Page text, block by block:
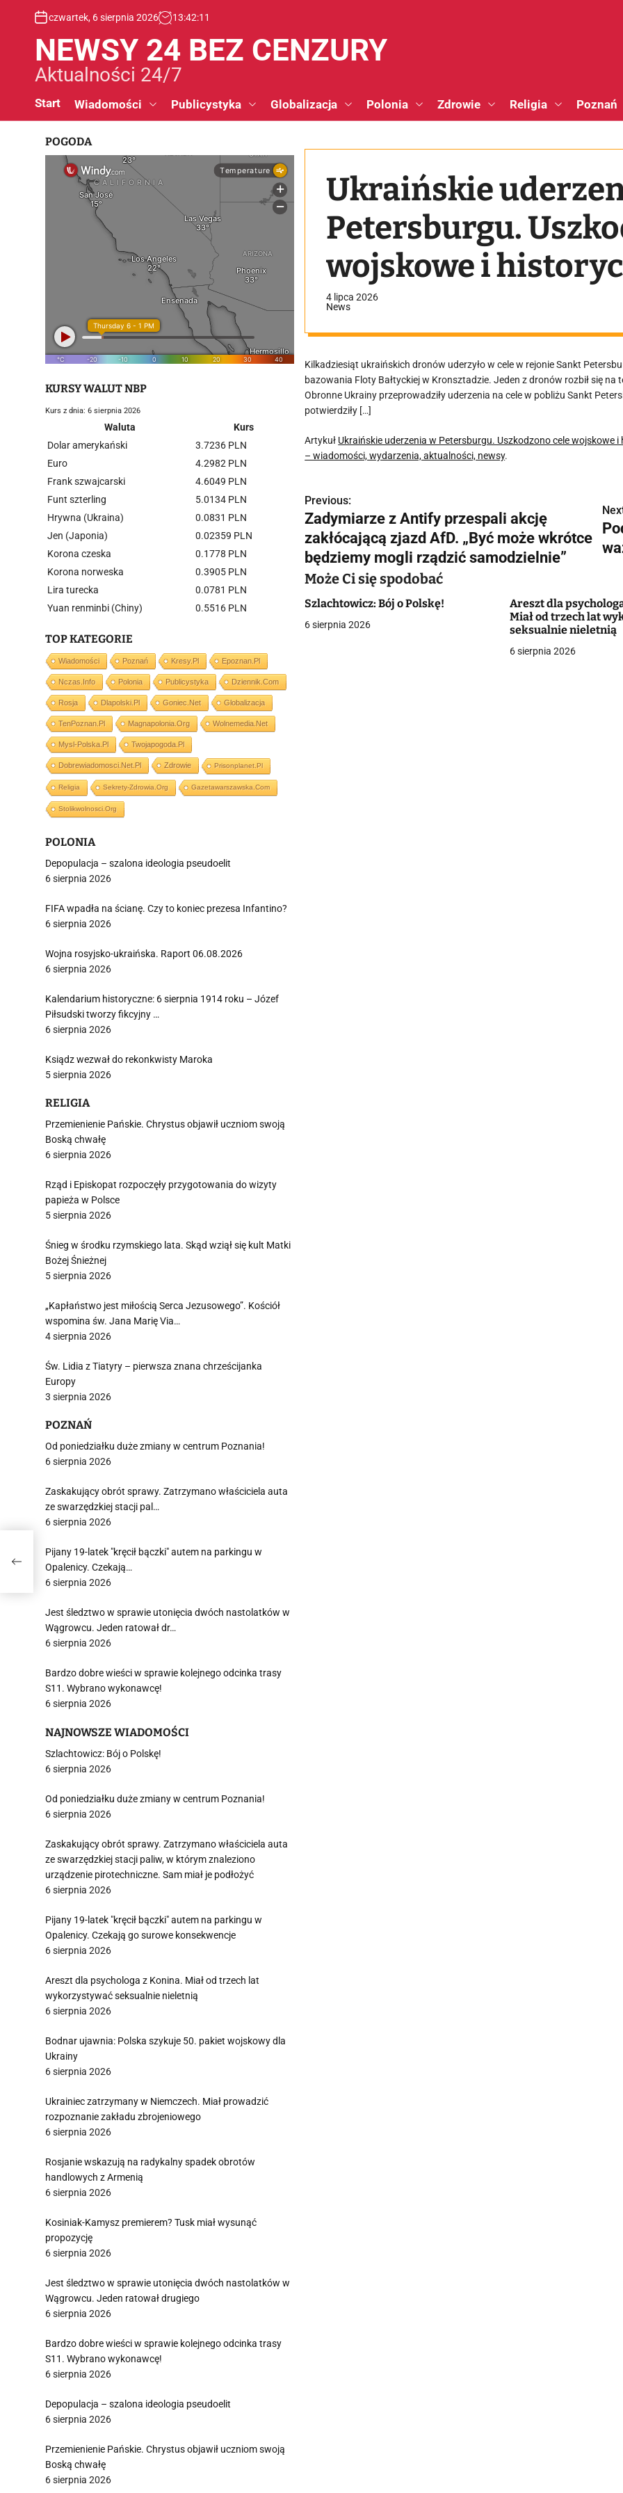
czwartek, 6 sierpnia 2026 13:42:11
NEWSY 24 BEZ CENZURY
Aktualności 24/7
Start Wiadomości Publicystyka Globalizacja Polonia Zdrowie Religia Poznań
Ukraińskie
Petersburgu.
wojskowe i
pałacowy [+VIDEO]
4 lipca 2026
News
Kilkadziesiąt ukraińskich dronów uderzyło w cele w rejonie Sankt
bazowania Floty Bałtyckiej w Kronsztadzie. Jeden z dronów rozbił się
Obronne Ukrainy przeprowadziły uderzenia na cele w pobliżu Sankt
potwierdziły […]
Artykuł Ukraińskie uderzenia w Petersburgu. Uszkodzono cele wojskowe i
– wiadomości, wydarzenia, aktualności, newsy.
N
a
w
i
g
Previous:
Zadymiarze z Antify przespali akcję
zakłócającą zjazd AfD. „Być może wkrótce
będziemy mogli rządzić samodzielnie”
Może Ci się spodobać
Szlachtowicz: Bój o Polskę!
6 sierpnia 2026
Areszt dla
Miał od trzech lat
seksualnie nieletnią
6 sierpnia 2026
POGODA
KURSY WALUT NBP
Kurs z dnia: 6 sierpnia 2026
Waluta
Kurs
Dolar amerykański
3.7236 PLN
Euro
4.2982 PLN
Frank szwajcarski
4.6049 PLN
Funt szterling
5.0134 PLN
Hrywna (Ukraina)
0.0831 PLN
Jen (Japonia)
0.02359 PLN
Korona czeska
0.1778 PLN
Korona norweska
0.3905 PLN
Lira turecka
0.0781 PLN
Yuan renminbi (Chiny)
0.5516 PLN
TOP KATEGORIE
Wiadomości Poznań Kresy.pl Epoznan.pl
Nczas.info Polonia Publicystyka Dziennik.com
Rosja Dlapolski.pl Goniec.net Globalizacja
TenPoznan.pl Magnapolonia.org Wolnemedia.net
Mysl-Polska.pl Twojapogoda.pl
Dobrewiadomosci.net.pl Zdrowie Prisonplanet.pl
Religia Sekrety-Zdrowia.org Gazetawarszawska.com
Stolikwolnosci.org
POLONIA
Depopulacja – szalona ideologia pseudoelit
6 sierpnia 2026
FIFA wpadła na ścianę. Czy to koniec prezesa Infantino?
6 sierpnia 2026
Wojna rosyjsko-ukraińska. Raport 06.08.2026
6 sierpnia 2026
Kalendarium historyczne: 6 sierpnia 1914 roku – Józef
Piłsudski tworzy fikcyjny …
6 sierpnia 2026
Ksiądz wezwał do rekonkwisty Maroka
5 sierpnia 2026
RELIGIA
Przemienienie Pańskie. Chrystus objawił uczniom swoją
Boską chwałę
6 sierpnia 2026
Rząd i Episkopat rozpoczęły przygotowania do wizyty
papieża w Polsce
5 sierpnia 2026
Śnieg w środku rzymskiego lata. Skąd wziął się kult Matki
Bożej Śnieżnej
5 sierpnia 2026
„Kapłaństwo jest miłością Serca Jezusowego”. Kościół
wspomina św. Jana Marię Via…
4 sierpnia 2026
Św. Lidia z Tiatyry – pierwsza znana chrześcijanka
Europy
3 sierpnia 2026
POZNAŃ
Od poniedziałku duże zmiany w centrum Poznania!
6 sierpnia 2026
Zaskakujący obrót sprawy. Zatrzymano właściciela auta
ze swarzędzkiej stacji pal…
6 sierpnia 2026
Pijany 19-latek "kręcił bączki" autem na parkingu w
Opalenicy. Czekają…
6 sierpnia 2026
Jest śledztwo w sprawie utonięcia dwóch nastolatków w
Wągrowcu. Jeden ratował dr…
6 sierpnia 2026
Bardzo dobre wieści w sprawie kolejnego odcinka trasy
S11. Wybrano wykonawcę!
6 sierpnia 2026
NAJNOWSZE WIADOMOŚCI
Szlachtowicz: Bój o Polskę!
6 sierpnia 2026
Od poniedziałku duże zmiany w centrum Poznania!
6 sierpnia 2026
Zaskakujący obrót sprawy. Zatrzymano właściciela auta
ze swarzędzkiej stacji paliw, w którym znaleziono
urządzenie pirotechniczne. Sam miał je podłożyć
6 sierpnia 2026
Pijany 19-latek "kręcił bączki" autem na parkingu w
Opalenicy. Czekają go surowe konsekwencje
6 sierpnia 2026
Areszt dla psychologa z Konina. Miał od trzech lat
wykorzystywać seksualnie nieletnią
6 sierpnia 2026
Bodnar ujawnia: Polska szykuje 50. pakiet wojskowy dla
Ukrainy
6 sierpnia 2026
Ukrainiec zatrzymany w Niemczech. Miał prowadzić
rozpoznanie zakładu zbrojeniowego
6 sierpnia 2026
Rosjanie wskazują na radykalny spadek obrotów
handlowych z Armenią
6 sierpnia 2026
Kosiniak-Kamysz premierem? Tusk miał wysunąć
propozycję
6 sierpnia 2026
Jest śledztwo w sprawie utonięcia dwóch nastolatków w
Wągrowcu. Jeden ratował drugiego
6 sierpnia 2026
Bardzo dobre wieści w sprawie kolejnego odcinka trasy
S11. Wybrano wykonawcę!
6 sierpnia 2026
Depopulacja – szalona ideologia pseudoelit
6 sierpnia 2026
Przemienienie Pańskie. Chrystus objawił uczniom swoją
Boską chwałę
6 sierpnia 2026